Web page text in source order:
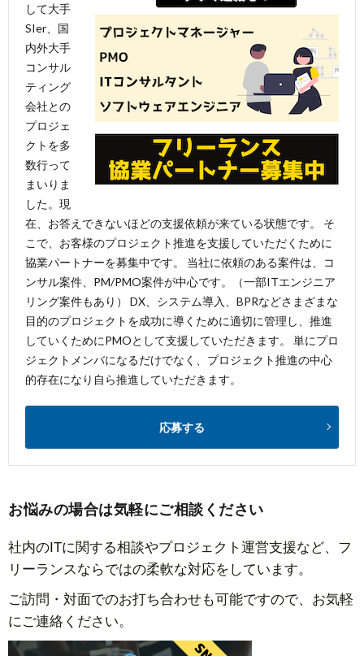
して大手
SIer、国
内外大手
コンサル
ティング
会社との
プロジェ
クトを多
数行って
まいりま
した。現
在、お答えできないほどの支援依頼が来ている状態です。 そ
こで、お客様のプロジェクト推進を支援していただくために
協業パートナーを募集中です。 当社に依頼のある案件は、コ
ンサル案件、PM/PMO案件が中心です。（一部ITエンジニア
リング案件もあり） DX、システム導入、BPRなどさまざまな
目的のプロジェクトを成功に導くために適切に管理し、推進
していくためにPMOとして支援していただきます。 単にプロ
ジェクトメンバになるだけでなく、プロジェクト推進の中心
的存在になり自ら推進していただきます。
応募する
お悩みの場合は気軽にご相談ください
社内のITに関する相談やプロジェクト運営支援など、フ
リーランスならではの柔軟な対応をしています。
ご訪問・対面でのお打ち合わせも可能ですので、お気軽
にご連絡ください。